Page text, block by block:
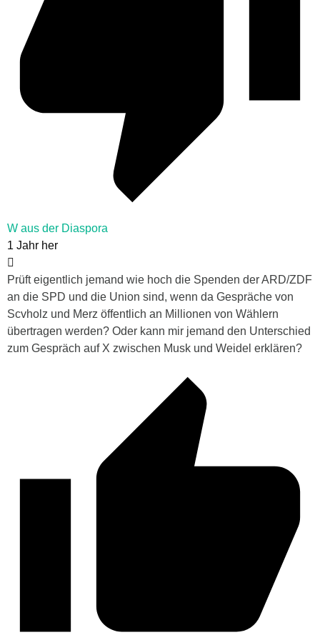
W aus der Diaspora
1 Jahr her
Prüft eigentlich jemand wie hoch die Spenden der ARD/ZDF
an die SPD und die Union sind, wenn da Gespräche von
Scvholz und Merz öffentlich an Millionen von Wählern
übertragen werden? Oder kann mir jemand den Unterschied
zum Gespräch auf X zwischen Musk und Weidel erklären?